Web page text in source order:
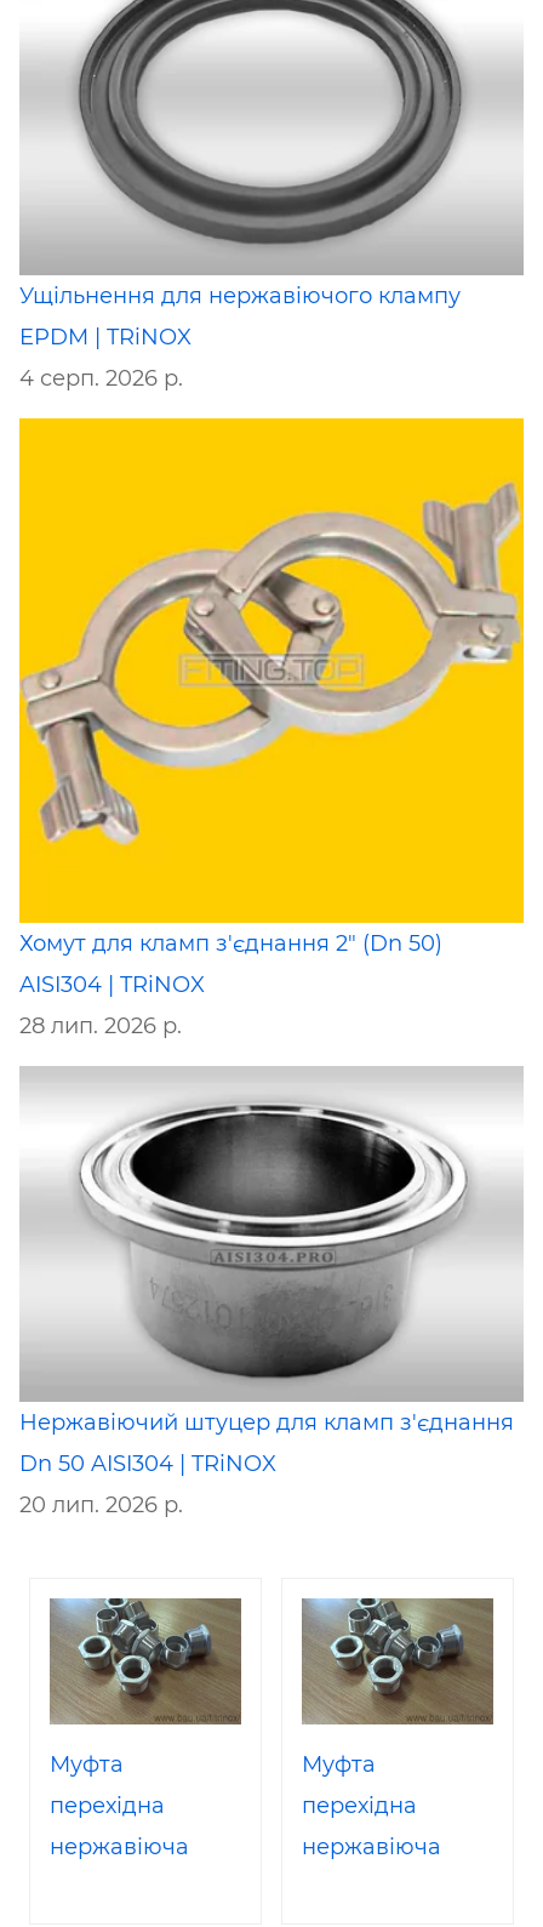
Ущільнення для нержавіючого клампу
EPDM | TRiNOX
4 серп. 2026 р.
Хомут для кламп з'єднання 2" (Dn 50)
AISI304 | TRiNOX
28 лип. 2026 р.
Нержавіючий штуцер для кламп з'єднання
Dn 50 AISI304 | TRiNOX
20 лип. 2026 р.
Муфта
перехідна
нержавіюча
Муфта
перехідна
нержавіюча